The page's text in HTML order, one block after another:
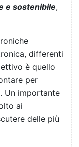
e sostenibile,
differenti
è quello
per
Un importante
ai
delle più